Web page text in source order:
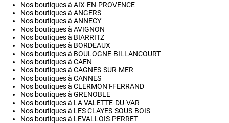
Nos boutiques à AIX-EN-PROVENCE
Nos boutiques à ANGERS
Nos boutiques à ANNECY
Nos boutiques à AVIGNON
Nos boutiques à BIARRITZ
Nos boutiques à BORDEAUX
Nos boutiques à BOULOGNE-BILLANCOURT
Nos boutiques à CAEN
Nos boutiques à CAGNES-SUR-MER
Nos boutiques à CANNES
Nos boutiques à CLERMONT-FERRAND
Nos boutiques à GRENOBLE
Nos boutiques à LA VALETTE-DU-VAR
Nos boutiques à LES CLAYES-SOUS-BOIS
Nos boutiques à LEVALLOIS-PERRET